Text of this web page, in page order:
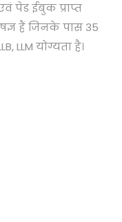
पेड ईबुक प्राप्त
हैं जिनके पास 35
LLM योग्यता है।